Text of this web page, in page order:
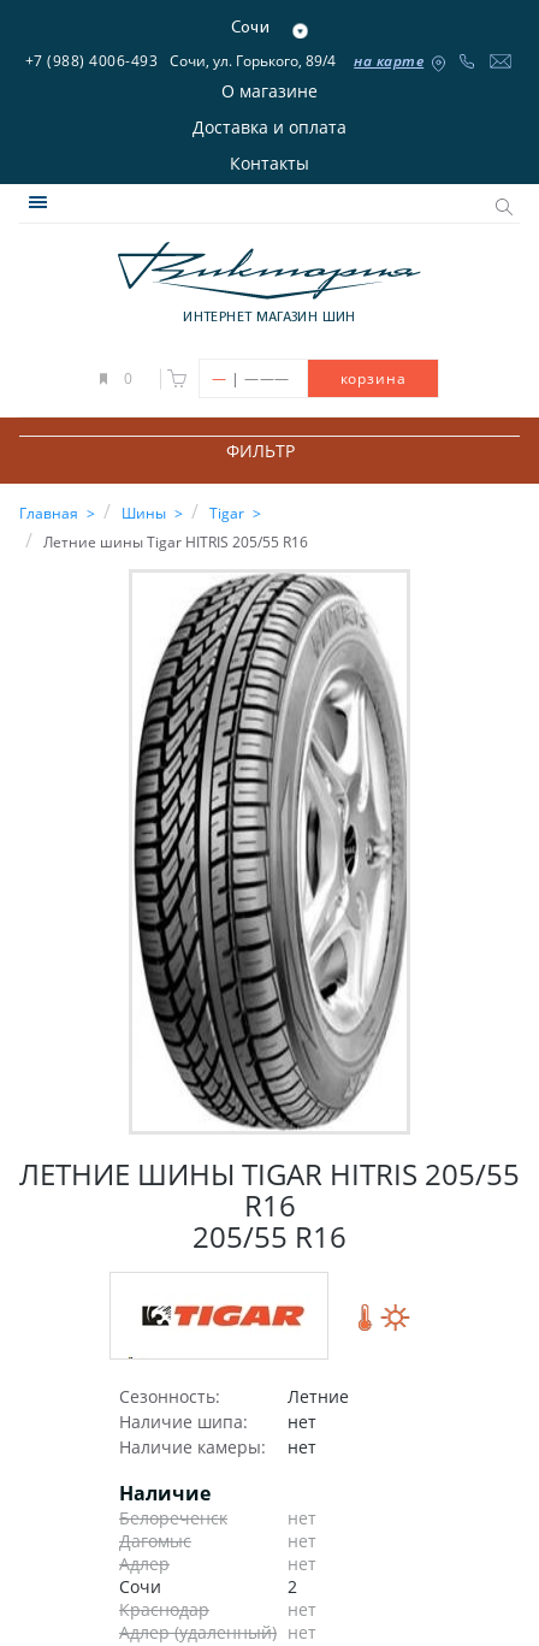
Сочи
+7 (988) 4006-493 Сочи, ул. Горького, 89/4 на карте
О магазине
Доставка и оплата
Контакты
ИНТЕРНЕТ МАГАЗИН ШИН
0 — | ——— корзина
ФИЛЬТР
Главная Шины
Tigar
Летние шины Tigar HITRIS 205/55 R16
ЛЕТНИЕ ШИНЫ TIGAR HITRIS 205/55
R16
205/55 R16
Сезонность:
Летние
Наличие шипа:
нет
Наличие камеры:
нет
Наличие
Белореченск
нет
Дагомыс
нет
Адлер
нет
Сочи
2
Краснодар
нет
Адлер (удаленный) нет